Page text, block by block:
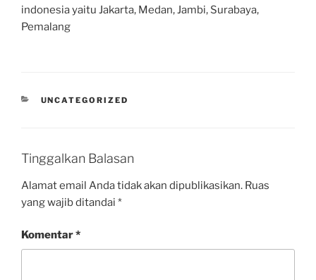
indonesia yaitu Jakarta, Medan, Jambi, Surabaya,
Pemalang
UNCATEGORIZED
Tinggalkan Balasan
Alamat email Anda tidak akan dipublikasikan. Ruas
yang wajib ditandai *
Komentar*